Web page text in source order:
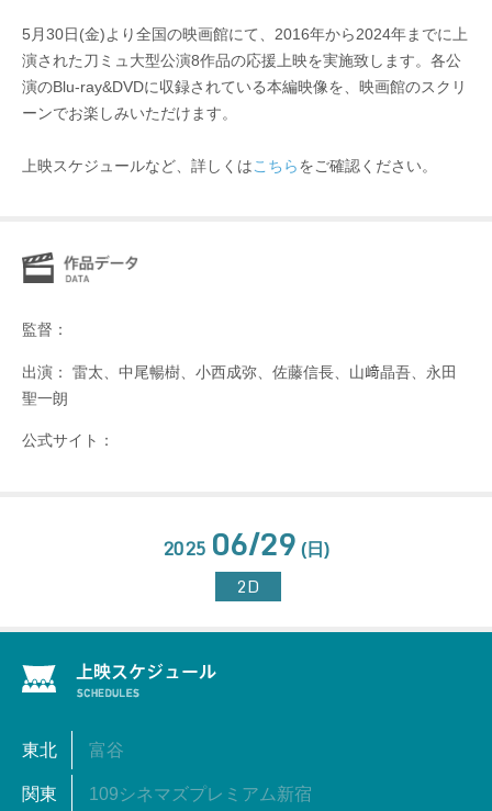
5月30日(金)より全国の映画館にて、2016年から2024年までに上
演された刀ミュ大型公演8作品の応援上映を実施致します。各公
演のBlu-ray&DVDに収録されている本編映像を、映画館のスクリ
ーンでお楽しみいただけます。
上映スケジュールなど、詳しくはこちらをご確認ください。
監督：
出演： 雷太、中尾暢樹、小西成弥、佐藤信長、⼭﨑晶吾、永⽥
聖一朗
公式サイト：
2025 06/29 (日)
2D
東北 富谷
関東 109シネマズプレミアム新宿